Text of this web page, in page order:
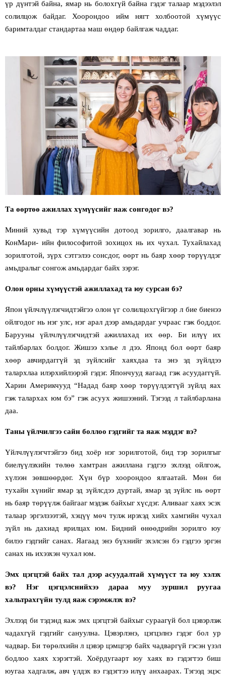
үр дүнтэй байна, ямар нь болохгүй байна гэдэг талаар мэдээлэл
солилцож байдаг. Хоорондоо ийм нягт холбоотой хүмүүс
баримталдаг стандартаа маш өндөр байлгаж чаддаг.
Та өөртөө ажиллах хүмүүсийг яаж сонгодог вэ?
Миний хувьд тэр хүмүүсийн дотоод зорилго, даалгавар нь
КонМари- ийн философитой зохицох нь их чухал. Тухайлахад
зорилготой, зүрх сэтгэлээ сонсдог, өөрт нь баяр хөөр төрүүлдэг
амьдралыг сонгож амьдардаг байх зэрэг.
Олон орны хүмүүстэй ажиллахад та юу сурсан бэ?
Япон үйлчлүүлэгчидтэйгээ олон үг солилцохгүйгээр л бие биенээ
ойлгодог нь нэг улс, нэг арал дээр амьдардаг учраас гэж боддог.
Барууны үйлчлүүлэгчидтэй ажиллахад их өөр. Би илүү их
тайлбарлах болдог. Жишээ хэлье л дээ. Японд бол өөрт баяр
хөөр авчирдаггүй эд зүйлсийг хаяхдаа та энэ эд зүйлдээ
талархлаа илэрхийлээрэй гэдэг. Япончууд яагаад гэж асуудаггүй.
Харин Америкчууд “Надад баяр хөөр төрүүлдэггүй зүйлд яах
гэж талархах юм бэ” гэж асуух жишээний. Тэгээд л тайлбарлана
даа.
Таны үйлчилгээ сайн боллоо гэдгийг та яаж мэддэг вэ?
Үйлчлүүлэгчтэйгээ бид хоёр нэг зорилготой, бид тэр зорилгыг
биелүүлэхийн төлөө хамтран ажиллана гэдгээ эхлээд ойлгож,
хүлээн зөвшөөрдөг. Хүн бүр хоорондоо ялгаатай. Мөн би
тухайн хүнийг ямар эд зүйлсдээ дуртай, ямар эд зүйлс нь өөрт
нь баяр төрүүлж байгааг мэдэж байхыг хүсдэг. Аливааг хаях эсэх
талаар эргэлзээтэй, хэцүү мөч тулж ирэхэд хийх хамгийн чухал
зүйл нь дахиад ярилцах юм. Бидний өнөөдрийн зорилго юу
билээ гэдгийг санах. Яагаад энэ бүхнийг эхэлсэн бэ гэдгээ эргэн
санах нь ихээхэн чухал юм.
Эмх цэгцтэй байх тал дээр асуудалтай хүмүүст та юу хэлэх
вэ? Нэг цэгцэлснийхээ дараа муу зуршил руугаа
хальтрахгүйн тулд яаж сэрэмжлэх вэ?
Эхлээд би тэдэнд яаж эмх цэгцтэй байхыг сураагүй бол цэвэрлэж
чадахгүй гэдгийг сануулна. Цэвэрлэнэ, цэгцэлнэ гэдэг бол ур
чадвар. Би төрөлхийн л цэвэр цэмцгэр байх чадваргүй гэсэн үзэл
бодлоо хаях хэрэгтэй. Хоёрдугаарт юу хаях вэ гэдэгтээ биш
юугаа хадгалж, авч үлдэх вэ гэдэгтээ илүү анхаарах. Тэгээд эцэс